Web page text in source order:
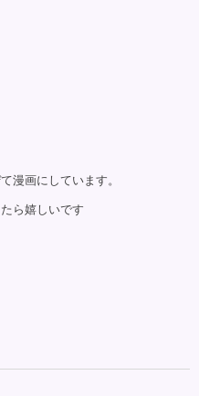
漫画にしています。
ら嬉しいです